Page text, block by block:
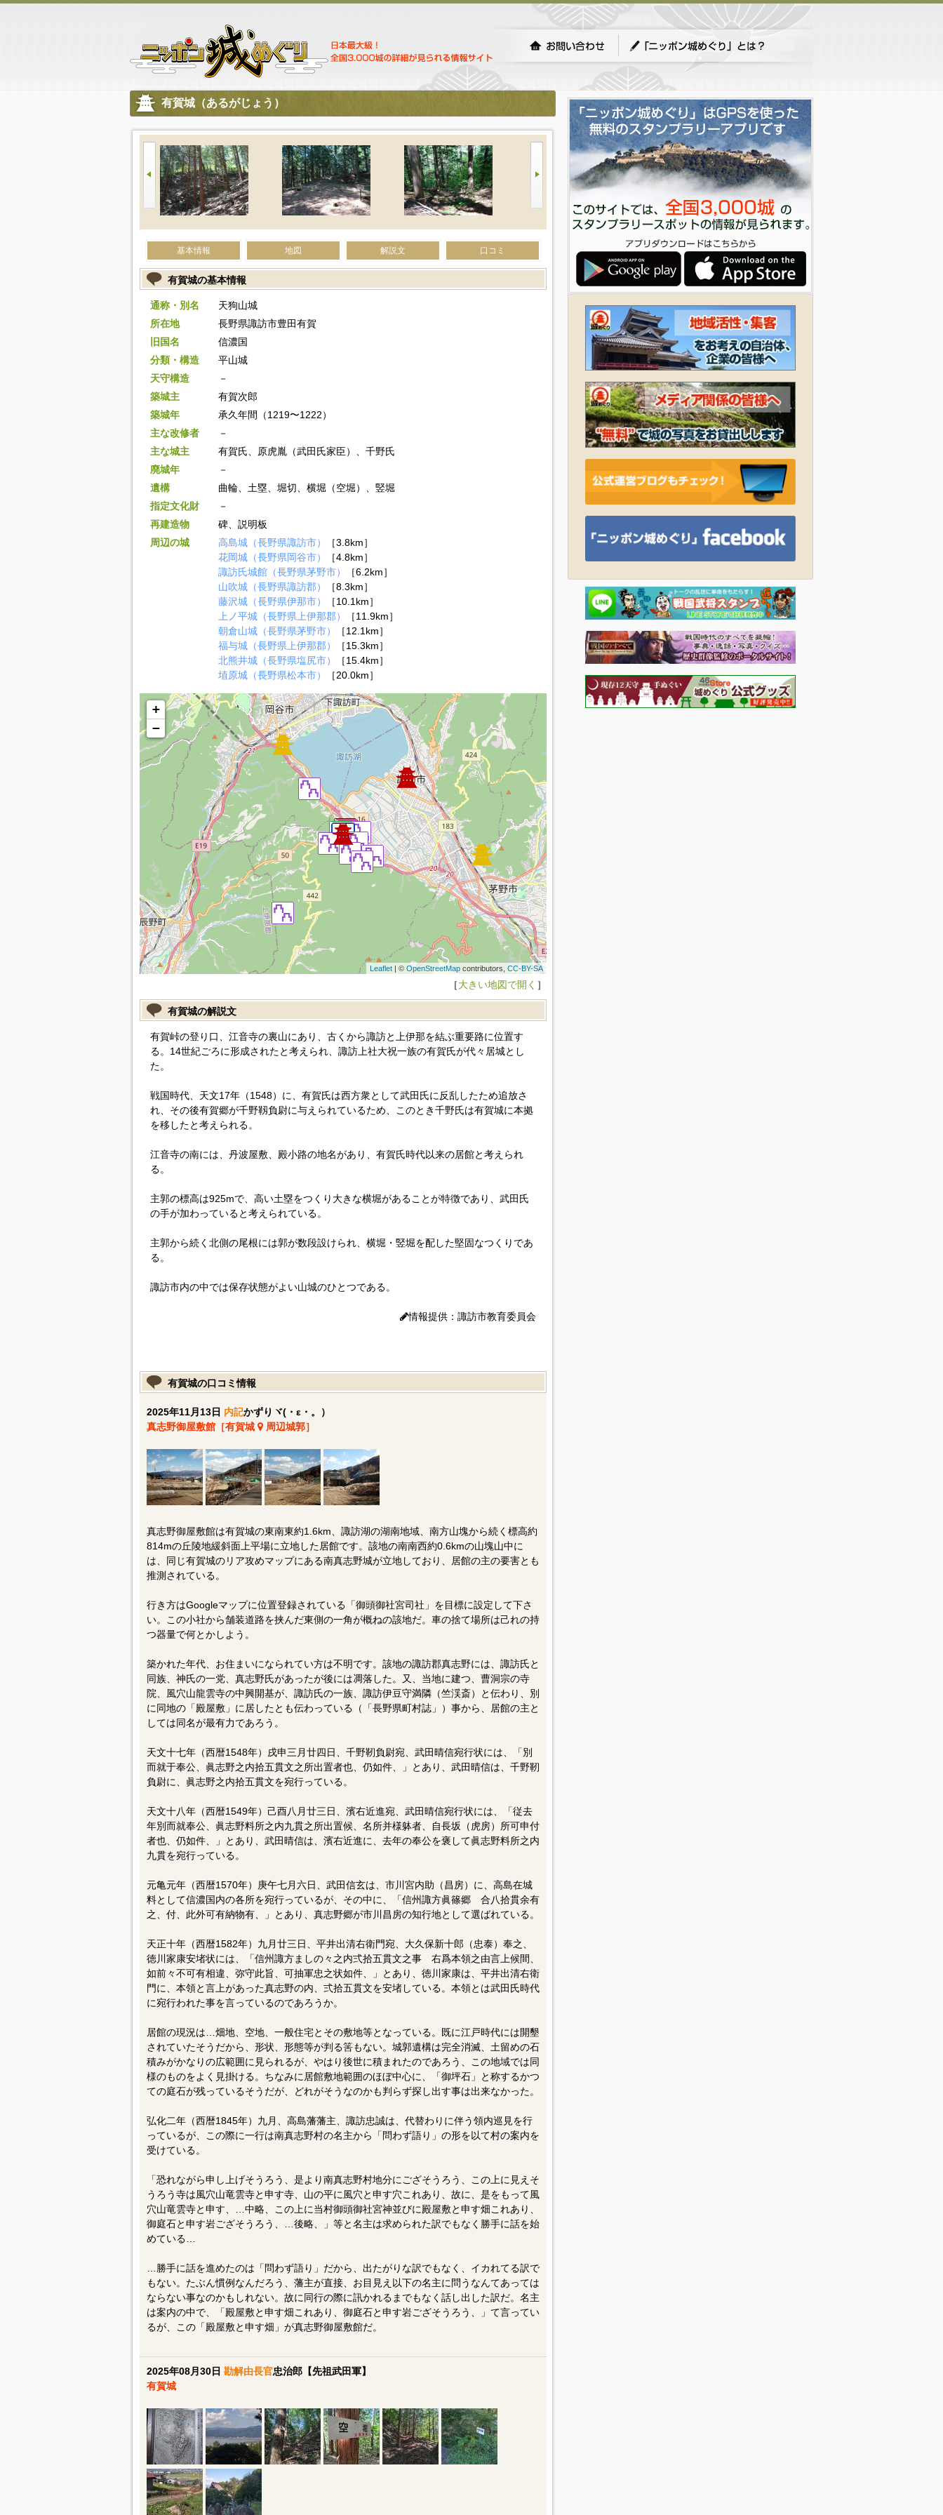
有賀城（あるがじょう）
基本情報 地図 解説文 口コミ
有賀城の基本情報
通称・別名
天狗山城
所在地
長野県諏訪市豊田有賀
旧国名
信濃国
分類・構造
平山城
天守構造
－
築城主
有賀次郎
築城年
承久年間（1219〜1222）
主な改修者
－
主な城主
有賀氏、原虎胤（武田氏家臣）、千野氏
廃城年
－
遺構
曲輪、土塁、堀切、横堀（空堀）、竪堀
指定文化財
－
再建造物
碑、説明板
周辺の城
高島城（長野県諏訪市）
［3.8km］
花岡城（長野県岡谷市）
［4.8km］
諏訪氏城館（長野県茅野市）
［6.2km］
山吹城（長野県諏訪郡）
［8.3km］
藤沢城（長野県伊那市）
［10.1km］
上ノ平城（長野県上伊那郡）
［11.9km］
朝倉山城（長野県茅野市）
［12.1km］
福与城（長野県上伊那郡）
［15.3km］
北熊井城（長野県塩尻市）
［15.4km］
埴原城（長野県松本市）
［20.0km］
+
−
Leaflet| © OpenStreetMapcontributors, CC-BY-SA
［大きい地図で開く ］
有賀城の解説文
有賀峠の登り口、江音寺の裏山にあり、古くから諏訪と上伊那を結ぶ重要路に位置す
る。14世紀ごろに形成されたと考えられ、諏訪上社大祝一族の有賀氏が代々居城とし
た。
戦国時代、天文17年（1548）に、有賀氏は西方衆として武田氏に反乱したため追放さ
れ、その後有賀郷が千野靱負尉に与えられているため、このとき千野氏は有賀城に本拠
を移したと考えられる。
江音寺の南には、丹波屋敷、殿小路の地名があり、有賀氏時代以来の居館と考えられ
る。
主郭の標高は925mで、高い土塁をつくり大きな横堀があることが特徴であり、武田氏
の手が加わっていると考えられている。
主郭から続く北側の尾根には郭が数段設けられ、横堀・竪堀を配した堅固なつくりであ
る。
諏訪市内の中では保存状態がよい山城のひとつである。
情報提供：諏訪市教育委員会
有賀城の口コミ情報
2025年11月13日 内記かずりヾ(・ε・。）
真志野御屋敷館［有賀城
周辺城郭］
真志野御屋敷館は有賀城の東南東約1.6km、諏訪湖の湖南地域、南方山塊から続く標高約
814mの丘陵地緩斜面上平場に立地した居館です。該地の南南西約0.6kmの山塊山中に
は、同じ有賀城のリア攻めマップにある南真志野城が立地しており、居館の主の要害とも
推測されている。
行き方はGoogleマップに位置登録されている「御頭御社宮司社」を目標に設定して下さ
い。この小社から舗装道路を挟んだ東側の一角が概ねの該地だ。車の捨て場所は己れの持
つ器量で何とかしよう。
築かれた年代、お住まいになられてい方は不明です。該地の諏訪郡真志野には、諏訪氏と
同族、神氏の一党、真志野氏があったが後には凋落した。又、当地に建つ、曹洞宗の寺
院、風穴山龍雲寺の中興開基が、諏訪氏の一族、諏訪伊豆守満隣（竺渓斎）と伝わり、別
に同地の「殿屋敷」に居したとも伝わっている（「長野県町村誌」）事から、居館の主と
しては同名が最有力であろう。
天文十七年（西暦1548年）戌申三月廿四日、千野靭負尉宛、武田晴信宛行状には、「別
而就于奉公、眞志野之内拾五貫文之所出置者也、仍如件、」とあり、武田晴信は、千野靭
負尉に、眞志野之内拾五貫文を宛行っている。
天文十八年（西暦1549年）己酉八月廿三日、濱右近進宛、武田晴信宛行状には、「従去
年別而就奉公、眞志野料所之内九貫之所出置候、名所并様躰者、自長坂（虎房）所可申付
者也、仍如件、」とあり、武田晴信は、濱右近進に、去年の奉公を褒して眞志野料所之内
九貫を宛行っている。
元亀元年（西暦1570年）庚午七月六日、武田信玄は、市川宮内助（昌房）に、高島在城
料として信濃国内の各所を宛行っているが、その中に、「信州諏方眞篠郷 合八拾貫余有
之、付、此外可有納物有、」とあり、真志野郷が市川昌房の知行地として選ばれている。
天正十年（西暦1582年）九月廿三日、平井出清右衛門宛、大久保新十郎（忠泰）奉之、
徳川家康安堵状には、「信州諏方ましの々之内弍拾五貫文之事 右爲本領之由言上候間、
如前々不可有相違、弥守此旨、可抽軍忠之状如件、」とあり、徳川家康は、平井出清右衛
門に、本領と言上があった真志野の内、弍拾五貫文を安堵している。本領とは武田氏時代
に宛行われた事を言っているのであろうか。
居館の現況は…畑地、空地、一般住宅とその敷地等となっている。既に江戸時代には開墾
されていたそうだから、形状、形態等が判る筈もない。城郭遺構は完全消滅、土留めの石
積みがかなりの広範囲に見られるが、やはり後世に積まれたのであろう、この地域では同
様のものをよく見掛ける。ちなみに居館敷地範囲のほぼ中心に、「御坪石」と称するかつ
ての庭石が残っているそうだが、どれがそうなのかも判らず探し出す事は出来なかった。
弘化二年（西暦1845年）九月、高島藩藩主、諏訪忠誠は、代替わりに伴う領内巡見を行
っているが、この際に一行は南真志野村の名主から「問わず語り」の形を以て村の案内を
受けている。
「恐れながら申し上げそうろう、是より南真志野村地分にござそうろう、この上に見えそ
うろう寺は風穴山竜雲寺と申す寺、山の平に風穴と申す穴これあり、故に、是をもって風
穴山竜雲寺と申す、…中略、この上に当村御頭御社宮神並びに殿屋敷と申す畑これあり、
御庭石と申す岩ござそうろう、…後略、」等と名主は求められた訳でもなく勝手に話を始
めている…
…勝手に話を進めたのは「問わず語り」だから、出たがりな訳でもなく、イカれてる訳で
もない。たぶん慣例なんだろう、藩主が直接、お目見え以下の名主に問うなんてあっては
ならない事なのかもしれない。故に同行の際に訊かれるまでもなく話し出した訳だ。名主
は案内の中で、「殿屋敷と申す畑これあり、御庭石と申す岩ござそうろう、」て言ってい
るが、この「殿屋敷と申す畑」が真志野御屋敷館だ。
2025年08月30日 勘解由長官忠治郎【先祖武田軍】
有賀城